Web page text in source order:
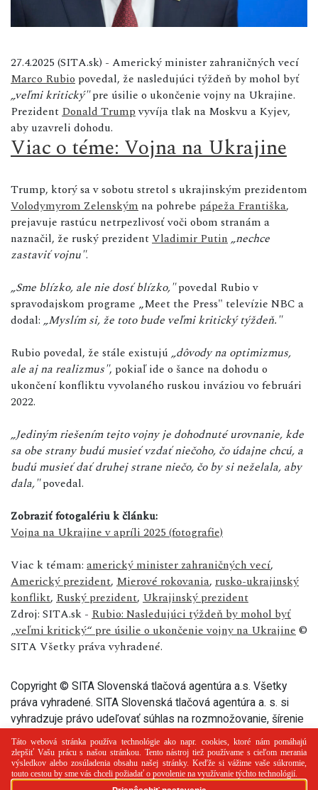
27.4.2025 (SITA.sk) - Americký minister zahraničných vecí
Marco Rubio povedal, že nasledujúci týždeň by mohol byť
„veľmi kritický"pre úsilie o ukončenie vojny na Ukrajine.
Prezident Donald Trumpvyvíja tlak na Moskvu a Kyjev,
aby uzavreli dohodu.
Viac o téme: Vojna na Ukrajine
Trump, ktorý sa v sobotu stretol s ukrajinským prezidentom
Volodymyrom Zelenským na pohrebe pápeža Františka,
prejavuje rastúcu netrpezlivosť voči obom stranám a
naznačil, že ruský prezidentVladimir Putin „nechce
zastaviť vojnu".
„Sme blízko, ale nie dosť blízko,"povedal Rubio v
spravodajskom programe „Meet the Press" televízie NBC a
dodal: „Myslím si, že toto bude veľmi kritický týždeň."
Rubio povedal, že stále existujú „dôvody na optimizmus,
ale aj na realizmus", pokiaľ ide o šance na dohodu o
ukončení konfliktu vyvolaného ruskou inváziou vo februári
2022.
„Jediným riešením tejto vojny je dohodnuté urovnanie, kde
sa obe strany budú musieť vzdať niečoho, čo údajne chcú, a
budú musieť dať druhej strane niečo, čo by si neželala, aby
dala,"povedal.
Zobraziť fotogalériu k článku:
Vojna na Ukrajine v apríli 2025 (fotografie)
Viac k témam: americký minister zahraničných vecí,
Americký prezident, Mierové rokovania, rusko-ukrajinský
konflikt, Ruský prezident, Ukrajinský prezident
Zdroj: SITA.sk - Rubio: Nasledujúci týždeň by mohol byť
„veľmi kritický“ pre úsilie o ukončenie vojny na Ukrajine ©
SITA Všetky práva vyhradené.
Copyright © SITA Slovenská tlačová agentúra a.s. Všetky
práva vyhradené. SITA Slovenská tlačová agentúra a. s. si
vyhradzuje právo udeľovať súhlas na rozmnožovanie, šírenie